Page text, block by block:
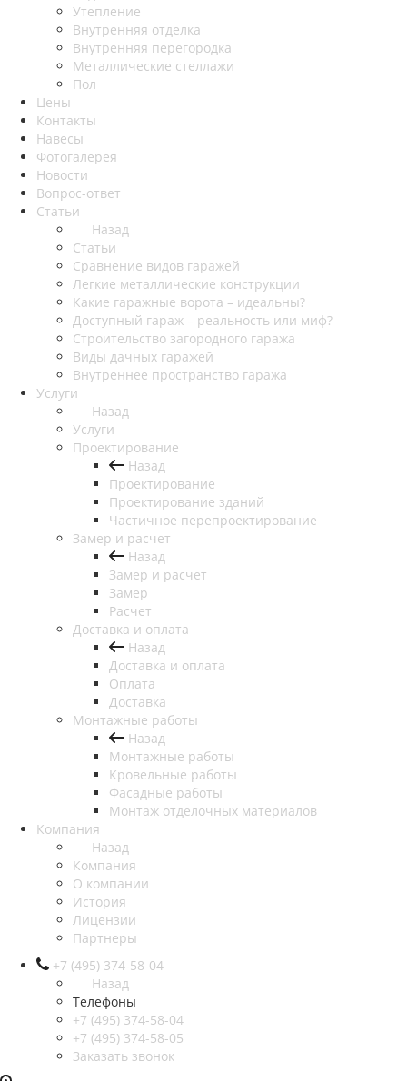
Утепление
Внутренняя отделка
Внутренняя перегородка
Металлические стеллажи
Пол
Цены
Контакты
Навесы
Фотогалерея
Новости
Вопрос-ответ
Статьи
Назад
Статьи
Сравнение видов гаражей
Легкие металлические конструкции
Какие гаражные ворота – идеальны?
Доступный гараж – реальность или миф?
Строительство загородного гаража
Виды дачных гаражей
Внутреннее пространство гаража
Услуги
Назад
Услуги
Проектирование
Назад
Проектирование
Проектирование зданий
Частичное перепроектирование
Замер и расчет
Назад
Замер и расчет
Замер
Расчет
Доставка и оплата
Назад
Доставка и оплата
Оплата
Доставка
Монтажные работы
Назад
Монтажные работы
Кровельные работы
Фасадные работы
Монтаж отделочных материалов
Компания
Назад
Компания
О компании
История
Лицензии
Партнеры
+7 (495) 374-58-04
Назад
Телефоны
+7 (495) 374-58-04
+7 (495) 374-58-05
Заказать звонок